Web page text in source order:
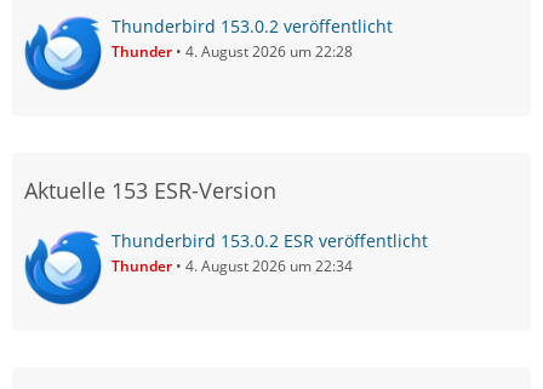
Thunderbird 153.0.2 veröffentlicht
Thunder 4. August 2026 um 22:28
Aktuelle 153 ESR-Version
Thunderbird 153.0.2 ESR veröffentlicht
Thunder 4. August 2026 um 22:34